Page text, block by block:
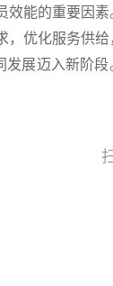
效能的重要因
，优化服务供
迈入新阶